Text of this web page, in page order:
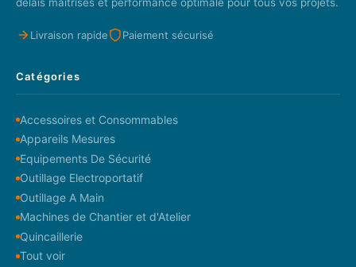
délais maîtrisés et performance optimale pour tous vos projets.
Livraison rapide Paiement sécurisé
Catégories
Accessoires et Consommables
Appareils Mesures
Equipements De Sécurité
Outillage Electroportatif
Outillage A Main
Machines de Chantier et d'Atelier
Quincaillerie
Tout voir